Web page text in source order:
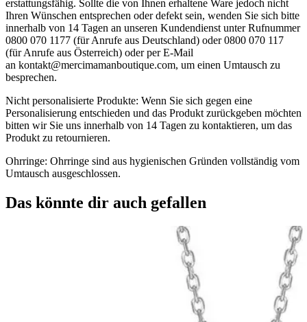
erstattungsfähig. Sollte die von Ihnen erhaltene Ware jedoch nicht
Ihren Wünschen entsprechen oder defekt sein, wenden Sie sich bitte
innerhalb von 14 Tagen an unseren Kundendienst unter Rufnummer
0800 070 1177 (für Anrufe aus Deutschland) oder 0800 070 117
(für Anrufe aus Österreich) oder per E-Mail
an kontakt@mercimamanboutique.com, um einen Umtausch zu
besprechen.
Nicht personalisierte Produkte: Wenn Sie sich gegen eine
Personalisierung entschieden und das Produkt zurückgeben möchten
bitten wir Sie uns innerhalb von 14 Tagen zu kontaktieren, um das
Produkt zu retournieren.
Ohrringe: Ohrringe sind aus hygienischen Gründen vollständig vom
Umtausch ausgeschlossen.
Das könnte dir auch gefallen